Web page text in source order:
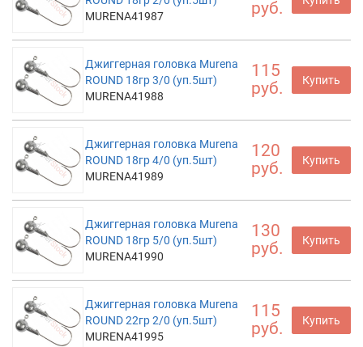
MURENA41987
руб.
Джиггерная головка Murena
ROUND 18гр 3/0 (уп.5шт)
MURENA41988
115
руб.
Купить
Джиггерная головка Murena
ROUND 18гр 4/0 (уп.5шт)
MURENA41989
120
руб.
Купить
Джиггерная головка Murena
ROUND 18гр 5/0 (уп.5шт)
MURENA41990
130
руб.
Купить
Джиггерная головка Murena
ROUND 22гр 2/0 (уп.5шт)
MURENA41995
115
руб.
Купить